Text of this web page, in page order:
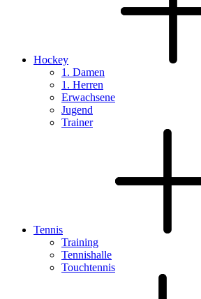
Hockey
1. Damen
1. Herren
Erwachsene
Jugend
Trainer
Tennis
Training
Tennishalle
Touchtennis